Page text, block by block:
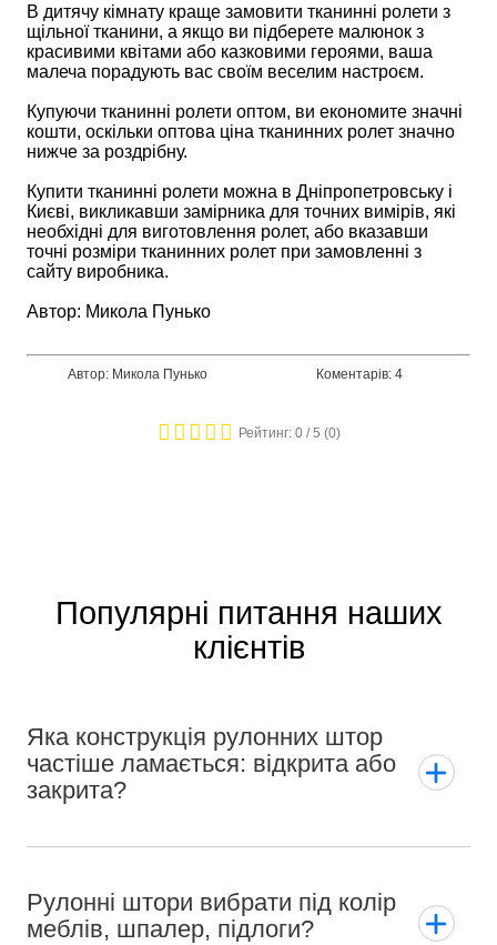
В дитячу кімнату краще замовити тканинні ролети з
щільної тканини, а якщо ви підберете малюнок з
красивими квітами або казковими героями, ваша
малеча порадують вас своїм веселим настроєм.
Купуючи тканинні ролети оптом, ви економите значні
кошти, оскільки оптова ціна тканинних ролет значно
нижче за роздрібну.
Купити тканинні ролети можна в Дніпропетровську і
Києві, викликавши замірника для точних вимірів, які
необхідні для виготовлення ролет, або вказавши
точні розміри тканинних ролет при замовленні з
сайту виробника.
Автор: Микола Пунько
Автор: Микола Пунько Коментарів: 4
Рейтинг: 0/ 5 (0)
Популярні питання наших
клієнтів
Яка конструкція рулонних штор
частіше ламається: відкрита або
закрита?
Рулонні штори вибрати під колір
меблів, шпалер, підлоги?